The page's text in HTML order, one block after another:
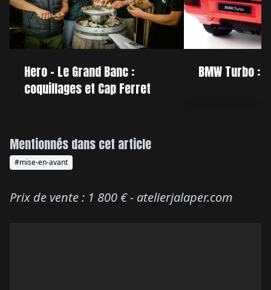
Prix de vente : 1 800 € - atelierjalaper.com
Mentionnés dans cet article
#mise-en-avant
Hero – Le Grand Banc :
coquillages et Cap Ferret
BMW Turbo :